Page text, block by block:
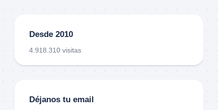
Desde 2010
4.918.310 visitas
Déjanos tu email